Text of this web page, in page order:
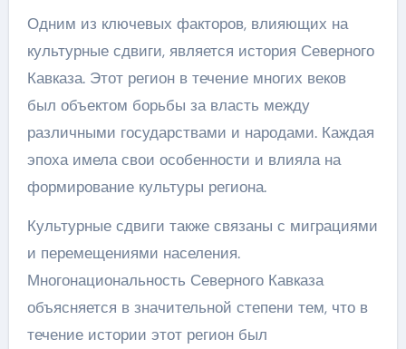
Одним из ключевых факторов, влияющих на
культурные сдвиги, является история Северного
Кавказа. Этот регион в течение многих веков
был объектом борьбы за власть между
различными государствами и народами. Каждая
эпоха имела свои особенности и влияла на
формирование культуры региона.
Культурные сдвиги также связаны с миграциями
и перемещениями населения.
Многонациональность Северного Кавказа
объясняется в значительной степени тем, что в
течение истории этот регион был